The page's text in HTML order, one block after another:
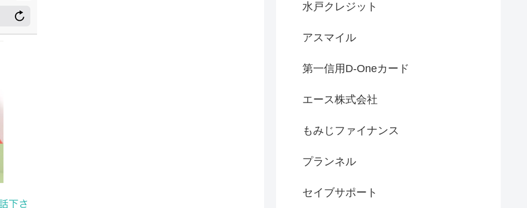
水戸クレジット
アスマイル
第一信用D-Oneカード
エース株式会社
もみじファイナンス
プランネル
セイブサポート